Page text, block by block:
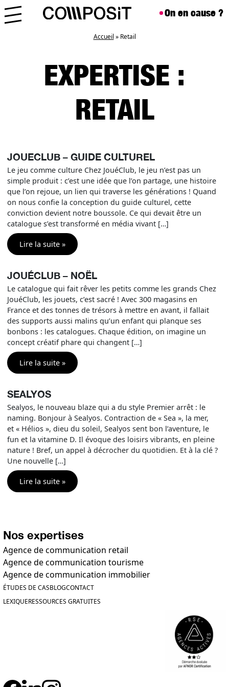
Aller au contenu
Skip to footer
On en cause ?
Accueil » Retail
EXPERTISE :
RETAIL
JOUECLUB – GUIDE CULTUREL
Le jeu comme culture Chez JouéClub, le jeu n’est pas un
simple produit : c’est une idée que l’on partage, une histoire
que l’on rejoue, un lien qui traverse les générations ! Quand
on nous confie la conception du guide culturel, cette
conviction devient notre boussole. Ce qui devait être un
catalogue s’est transformé en média vivant […]
Lire la suite »
JOUÉCLUB – NOËL
Le catalogue qui fait rêver les petits comme les grands Chez
JouéClub, les jouets, c’est sacré ! Avec 300 magasins en
France et des tonnes de trésors à mettre en avant, il fallait
des supports aussi malins qu’un enfant qui planque ses
bonbons : les catalogues. Chaque édition, on imagine un
concept créatif phare qui changent […]
Lire la suite »
SEALYOS
Sealyos, le nouveau blaze qui a du style Premier arrêt : le
naming. Bonjour à Sealyos. Contraction de « Sea », la mer,
et « Hélios », dieu du soleil, Sealyos sent bon l’aventure, le
fun et la vitamine D. Il évoque des loisirs vibrants, en pleine
nature ! Bref, un appel à décrocher du quotidien. Et à la clé ?
Une nouvelle […]
Lire la suite »
Nos expertises
Agence de communication retail
Agence de communication tourisme
Agence de communication immobilier
ÉTUDES DE CASBLOGCONTACT
LEXIQUERESSOURCES GRATUITES